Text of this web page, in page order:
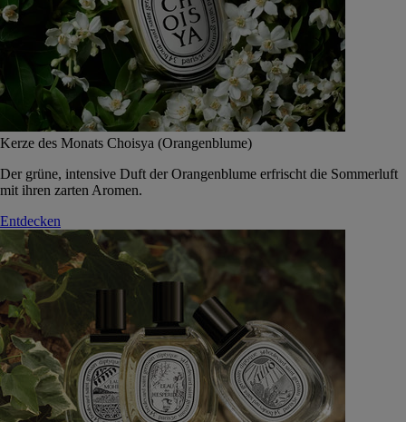
Kerze des Monats Choisya (Orangenblume)
Der grüne, intensive Duft der Orangenblume erfrischt die Sommerluft
mit ihren zarten Aromen.
Entdecken